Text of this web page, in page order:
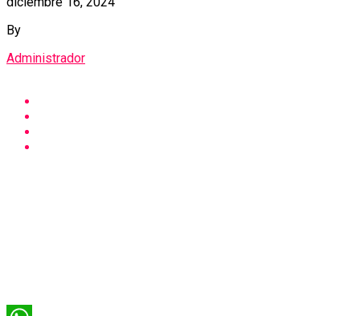
By
Administrador